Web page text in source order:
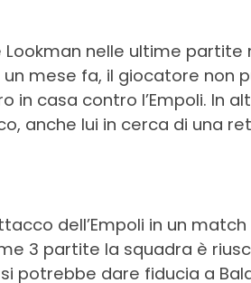
Lookman nelle ultime
mese fa, il giocatore non
in casa contro l’Empoli. In
anche lui in cerca di una
dell’Empoli in un
3 partite la squadra è
potrebbe dare fiducia a